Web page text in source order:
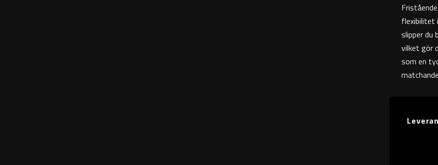
flexibilitet
slipper du
vilket gör
som en